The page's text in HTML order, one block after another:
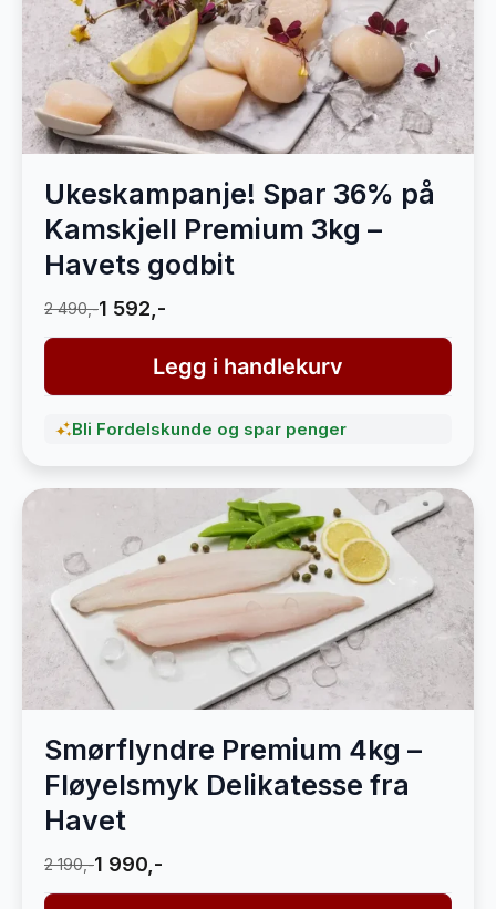
Ukeskampanje! Spar 36% på
Kamskjell Premium 3kg –
Havets godbit
2 490,-1 592,-
Legg i handlekurv
Bli Fordelskunde og spar penger
Smørflyndre Premium 4kg –
Fløyelsmyk Delikatesse fra
Havet
2 190,-1 990,-